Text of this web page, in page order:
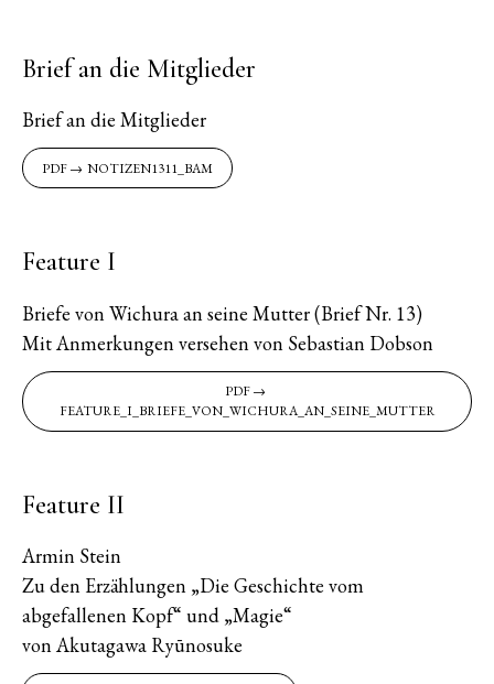
Brief an die Mitglieder
Brief an die Mitglieder
NOTIZEN1311_BAM
Feature I
Briefe von Wichura an seine Mutter (Brief Nr. 13)
Mit Anmerkungen versehen von Sebastian Dobson
FEATURE_I_BRIEFE_VON_WICHURA_AN_SEINE_MUTTER
Feature II
Armin Stein
Zu den Erzählungen „Die Geschichte vom
abgefallenen Kopf“ und „Magie“
von Akutagawa Ryūnosuke